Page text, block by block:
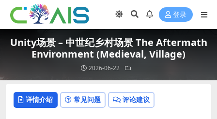
登录
Unity场景 – 中世纪乡村场景 The Aftermath
Environment (Medieval, Village)
2026-06-22
详情介绍 常见问题 评论建议